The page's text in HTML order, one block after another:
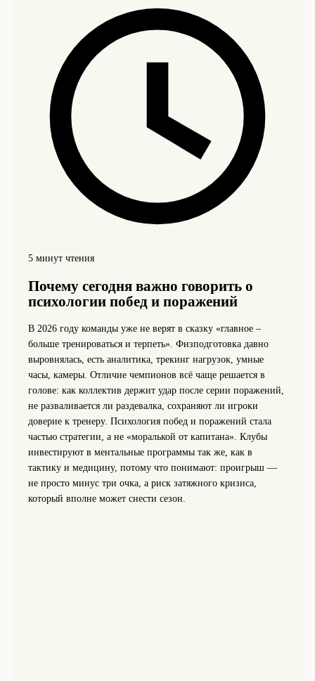
5 минут чтения
Почему сегодня важно говорить о
психологии побед и поражений
В 2026 году команды уже не верят в сказку «главное –
больше тренироваться и терпеть». Физподготовка давно
выровнялась, есть аналитика, трекинг нагрузок, умные
часы, камеры. Отличие чемпионов всё чаще решается в
голове: как коллектив держит удар после серии поражений,
не разваливается ли раздевалка, сохраняют ли игроки
доверие к тренеру. Психология побед и поражений стала
частью стратегии, а не «моралькой от капитана». Клубы
инвестируют в ментальные программы так же, как в
тактику и медицину, потому что понимают: проигрыш —
не просто минус три очка, а риск затяжного кризиса,
который вполне может снести сезон.